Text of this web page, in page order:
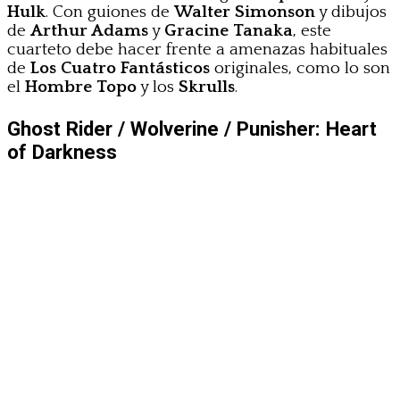
Hulk. Con guiones deWalter Simonsony dibujos
de Arthur Adamsy Gracine Tanaka, este
cuarteto debe hacer frente a amenazas habituales
de Los Cuatro Fantásticos originales, como lo son
el Hombre Topoy los Skrulls.
Ghost Rider / Wolverine / Punisher: Heart
of Darkness